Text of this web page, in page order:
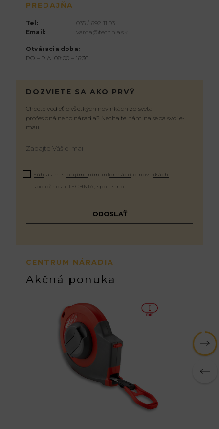
PREDAJŇA
Tel:
035 / 692 11 03
Email:
varga@technia.sk
Otváracia doba:
PO – PIA 08:00 – 16:30
DOZVIETE SA AKO PRVÝ
Chcete vedieť o všetkých novinkách zo sveta
profesionálneho náradia? Nechajte nám na seba svoj e-
mail.
Súhlasím s prijímaním informácií o novinkách
spoločnosti TECHNIA, spol. s r.o.
CENTRUM NÁRADIA
Akčná ponuka